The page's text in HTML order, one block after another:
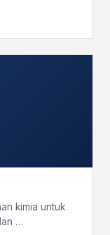
kimia untuk
…